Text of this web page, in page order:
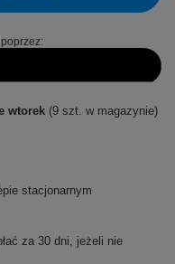
wtorek (9 szt. w magazynie)
stacjonarnym
za 30 dni, jeżeli nie